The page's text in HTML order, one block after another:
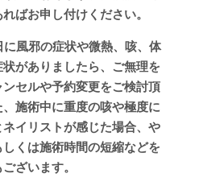
ばお申し付けください。
風邪の症状や微熱、咳、体
がありましたら、ご無理を
セルや予約変更をご検討頂
施術中に重度の咳や極度に
イリストが感じた場合、や
くは施術時間の短縮などを
ざいます。